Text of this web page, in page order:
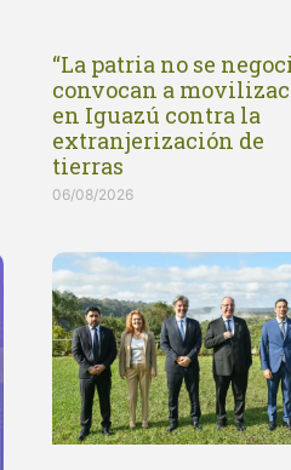
“La patria no se
convocan a
en Iguazú contra la
extranjerización de
tierras
06/08/2026